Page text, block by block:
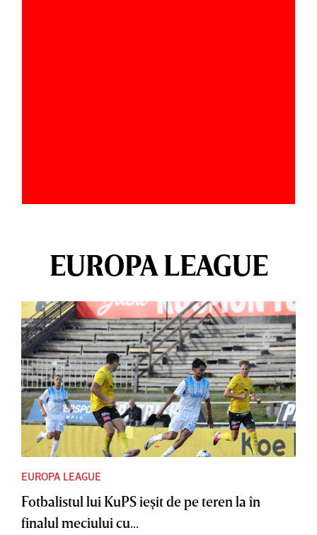
EUROPA LEAGUE
EUROPA LEAGUE
Fotbalistul lui KuPS ieşit de pe teren la în
finalul meciului cu...